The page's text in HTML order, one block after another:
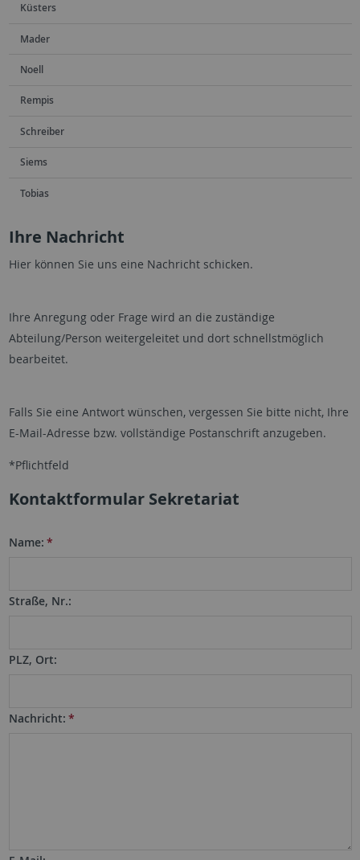
Küsters
Mader
Noell
Rempis
Schreiber
Siems
Tobias
Ihre Nachricht
Hier können Sie uns eine Nachricht schicken.
Ihre Anregung oder Frage wird an die zuständige
Abteilung/Person weitergeleitet und dort schnellstmöglich
bearbeitet.
Falls Sie eine Antwort wünschen, vergessen Sie bitte nicht, Ihre
E-Mail-Adresse bzw. vollständige Postanschrift anzugeben.
*Pflichtfeld
Kontaktformular Sekretariat
Name: *
Straße, Nr.:
PLZ, Ort:
Nachricht: *